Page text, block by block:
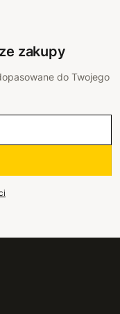
zakupy
do Twojego